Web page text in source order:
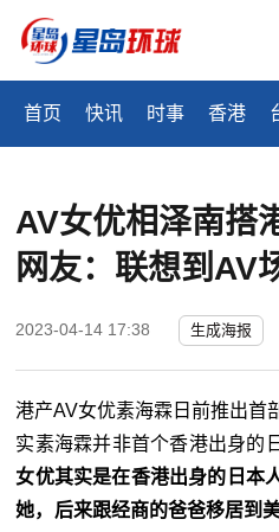
首页 快讯 时事 香港
AV女优相泽南搭
网友：联想到AV
2023-04-14 17:38 生成海报
港产AV女优素海霖日前推出首
实素海霖并非首个香港出身的
女优其实是在香港出身的日本
她，后来跟经商的爸爸移居到